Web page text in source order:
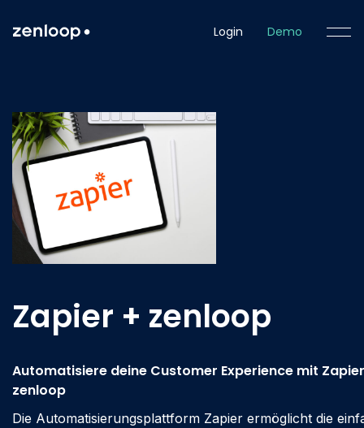
Login Demo
Zapier + zenloop
Automatisiere deine Customer Experience mit
zenloop
Die Automatisierungsplattform Zapier ermöglicht die